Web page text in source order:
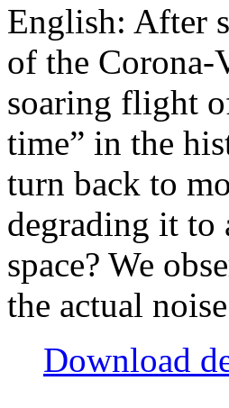
English: After
of the
soaring flight
time” in the
turn back to
degrading it to
space? We
the actual
Download